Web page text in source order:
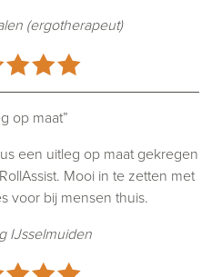
(ergotherapeut)
op maat”
een uitleg op maat gekregen
Mooi in te zetten met
voor bij mensen thuis.
IJsselmuiden